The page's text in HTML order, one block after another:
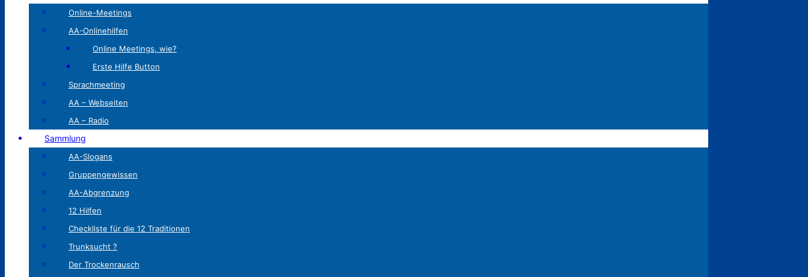
Online-Meetings
AA-Onlinehilfen
Online Meetings, wie?
Erste Hilfe Button
Sprachmeeting
AA – Webseiten
AA – Radio
Sammlung
AA-Slogans
Gruppengewissen
AA-Abgrenzung
12 Hilfen
Checkliste für die 12 Traditionen
Trunksucht ?
Der Trockenrausch